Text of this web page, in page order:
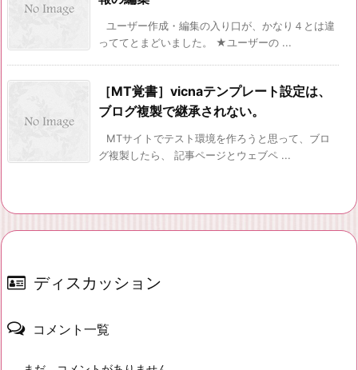
ユーザー作成・編集の入り口が、かなり４とは違
っててとまどいました。 ★ユーザーの ...
［MT覚書］vicnaテンプレート設定は、
ブログ複製で継承されない。
MTサイトでテスト環境を作ろうと思って、ブロ
グ複製したら、 記事ページとウェブペ ...
ディスカッション
コメント一覧